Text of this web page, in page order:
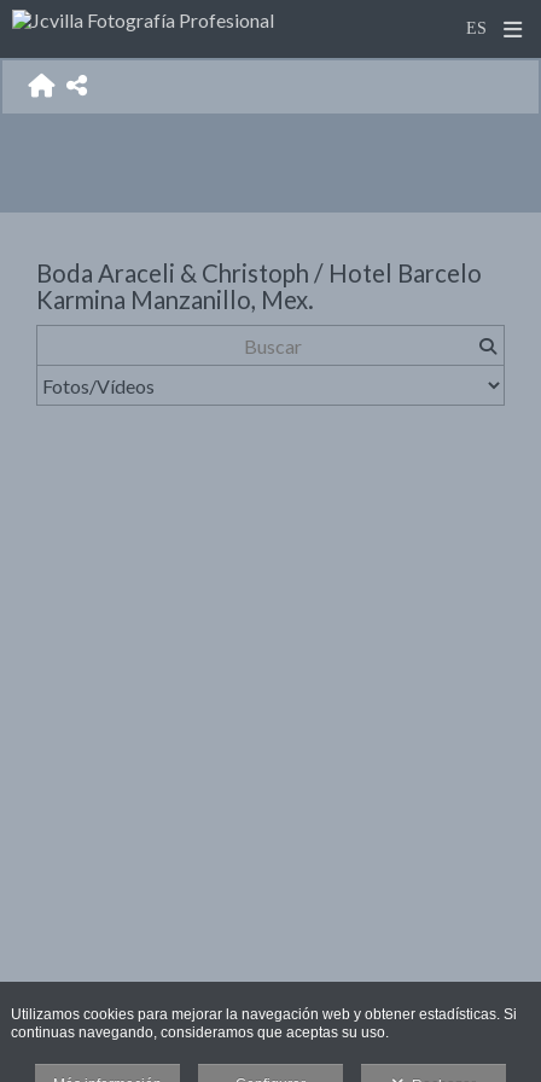
Boda Araceli & Christoph / Hotel Barcelo
Karmina Manzanillo, Mex.
Utilizamos cookies para mejorar la navegación web y obtener estadísticas. Si
continuas navegando, consideramos que aceptas su uso.